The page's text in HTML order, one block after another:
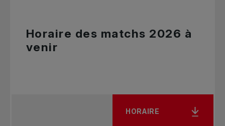
Horaire des matchs 2026 à
venir
HORAIRE